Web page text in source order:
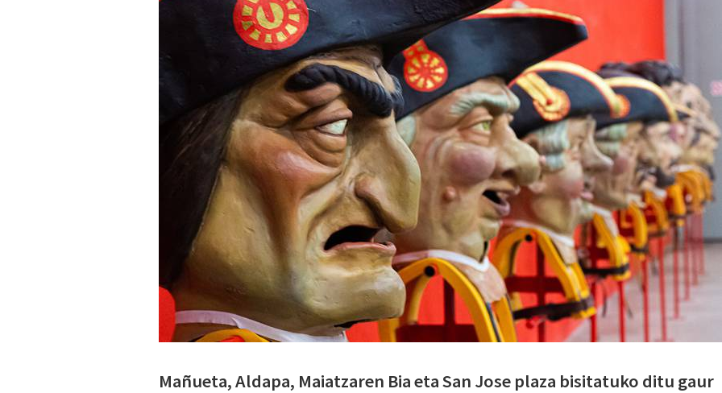
Mañueta, Aldapa, Maiatzaren Bia eta San Jose plaza bisitatuko ditu gaur